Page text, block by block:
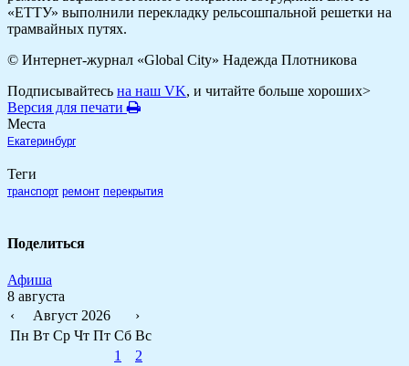
«ЕТТУ» выполнили перекладку рельсошпальной решетки на
трамвайных путях.
© Интернет-журнал «Global City» Надежда Плотникова
Подписывайтесь на наш VK, и читайте больше хороших>
Версия для печати
Места
Екатеринбург
Теги
транспорт ремонт перекрытия
Поделиться
Афиша
8 августа
‹
Август 2026
›
Пн Вт Ср Чт Пт Сб Вс
1
2